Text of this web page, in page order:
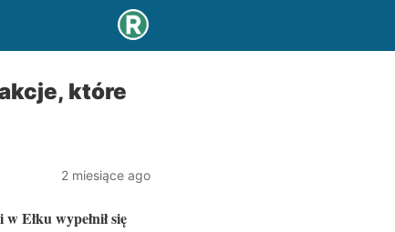
które
2 miesiące ago
Ełku wypełnił się